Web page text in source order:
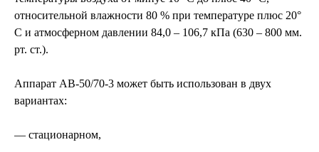
относительной влажности 80 % при температуре плюс 20°
С и атмосферном давлении 84,0 – 106,7 кПа (630 – 800 мм.
рт. ст.).
Аппарат АВ-50/70-3 может быть использован в двух
вариантах:
— стационарном,